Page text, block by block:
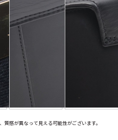
感が異なって見える可能性がございます。